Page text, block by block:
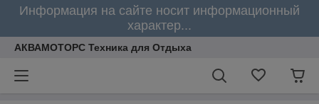
Информация на сайте носит информационный
характер...
АКВАМОТОРС Техника для Отдыха